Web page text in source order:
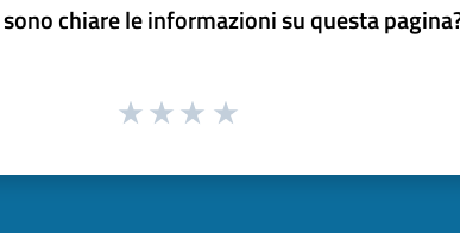
chiare le informazioni su questa